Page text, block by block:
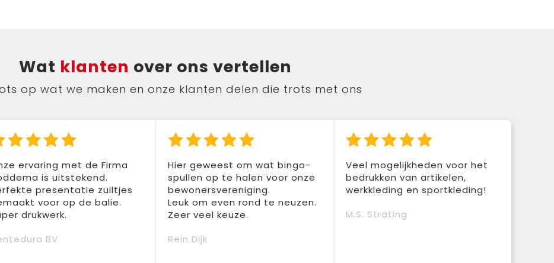
Wat klanten over ons vertellen
op wat we maken en onze klanten delen die trots met ons
ervaring met de Firma
is uitstekend.
presentatie zuiltjes
voor op de balie.
drukwerk.
BV
Hier geweest om wat bingo-
spullen op te halen voor onze
bewonersvereniging.
Leuk om even rond te neuzen.
Zeer veel keuze.
Rein Dijk
Veel mogelijkheden voor het
bedrukken van artikelen,
werkkleding en sportkleding!
M.S. Strating